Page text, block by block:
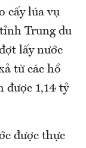
cấy lúa vụ
Trung du
lấy nước
từ các hồ
được 1,14 tỷ
được thực